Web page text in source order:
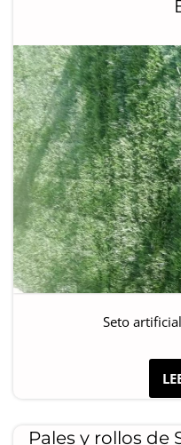
Seto
Pales y rollos de